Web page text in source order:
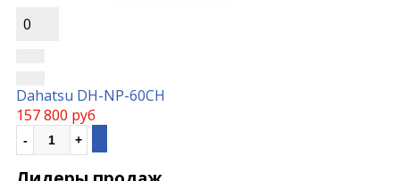
0
Dahatsu DH-NP-60CH
157 800 руб